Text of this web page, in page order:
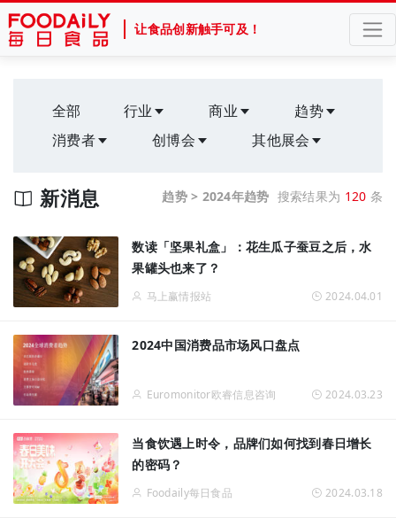
让食品创新触手可及！
全部 行业 商业
趋势
消费者
创博会 其他展会
趋势 > 2024年趋势 搜索结果为 120 条
新消息
数读「坚果礼盒」：花生瓜子蚕豆之后，水
果罐头也来了？
马上赢情报站 2024.04.01
2024中国消费品市场风口盘点
Euromonitor欧睿信息咨询 2024.03.23
当食饮遇上时令，品牌们如何找到春日增长
的密码？
Foodaily每日食品 2024.03.18